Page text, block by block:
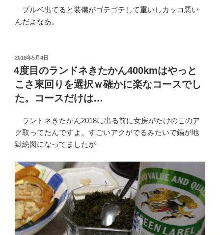
ブルベ出てると装備がゴテゴテして重いしカッコ悪い
んだよなあ。
投
稿
日:
2018年5月4日
4度目のランドネきたかん400kmはやっと
こさ東回りを選択ｗ確かに楽なコースでし
た。コースだけは…
ランドネきたかん2018に出る前に女房がたけのこのア
ク取ってたんですよ。すごいアクがでるみたいで鍋が地
獄絵図になってましたが